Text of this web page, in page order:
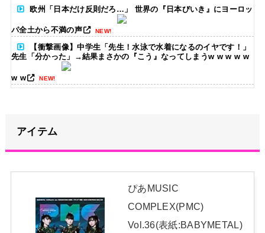
欧州「日本だけ反則だろ…」 世界の『日本びいき』にヨーロッ
パ全土から不満の声 NEW!
【衝撃画像】中学生「先生！水泳で水着になるのイヤです！」
先生「分かった」→結果まさかの『こう』なってしまうw w w w w
w w NEW!
5期・6期 人気ランキング NEW!
日本独自企画・限定生産盤「METAL FORTH (DELUXE
アイテム
ぴあMUSIC
COMPLEX(PMC)
Vol.36(表紙:BABYMETAL)